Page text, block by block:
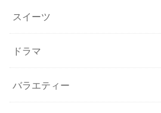
スイーツ
ドラマ
バラエティー